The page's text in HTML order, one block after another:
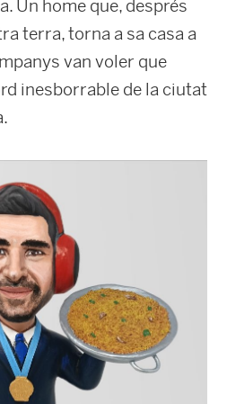
Un home que, després
terra, torna a sa casa a
van voler que
inesborrable de la ciutat